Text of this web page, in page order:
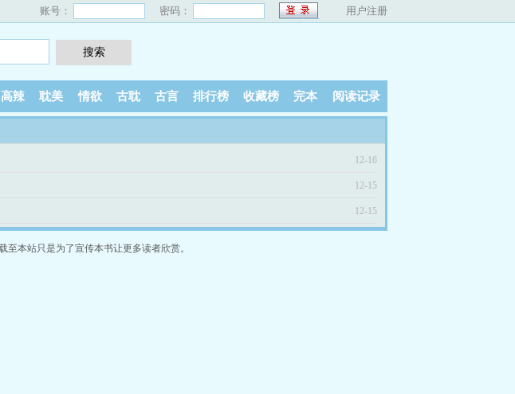
账号： 密码： 用户注册
高辣 耽美 情欲 古耽 古言 排行榜 收藏榜 完本 阅读记录
12-16
12-15
12-15
本站只是为了宣传本书让更多读者欣赏。